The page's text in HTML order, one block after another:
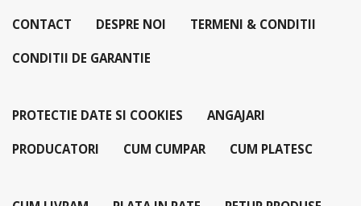
CONTACT DESPRE NOI TERMENI & CONDITII
CONDITII DE GARANTIE
PROTECTIE DATE SI COOKIES ANGAJARI
PRODUCATORI CUM CUMPAR CUM PLATESC